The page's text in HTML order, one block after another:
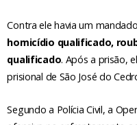
Contra ele havia um
homicídio qualificado,
qualificado. Após a prisão,
prisional de São José do
Segundo a Polícia Civil, a